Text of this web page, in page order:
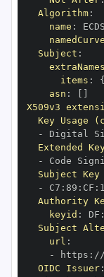
Algorithm:
name :
namedCurve
Subject :
extraNames
items : {
asn :
X509v3
Key Usage
-
Extended
-
Subject
-
C7 : 89 : CF :
Authority
keyid : DF :
Subject
url :
-
https :
OIDC Issuer: